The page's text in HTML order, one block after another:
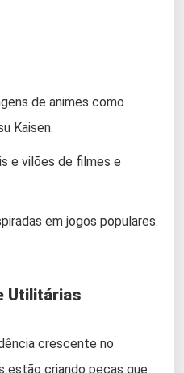
de animes como
Kaisen.
e vilões de filmes e
em jogos populares.
Utilitárias
crescente no
estão criando peças que